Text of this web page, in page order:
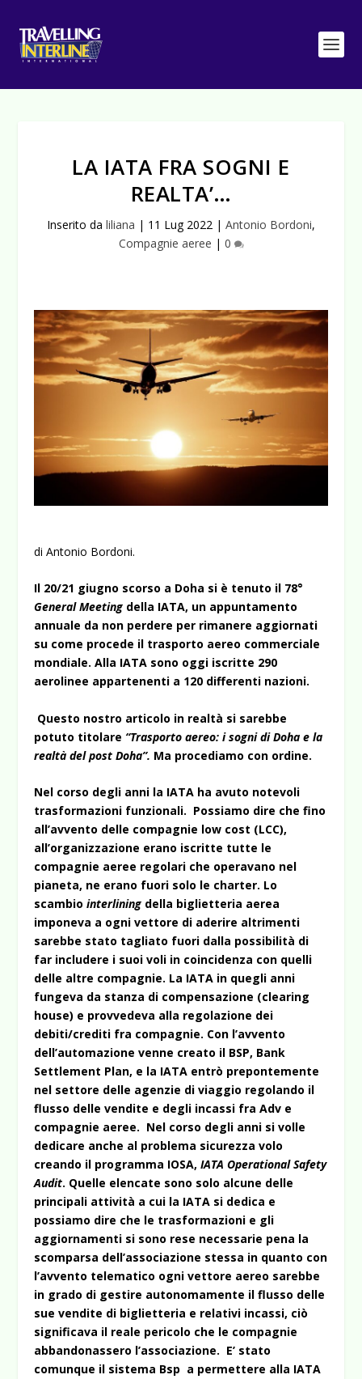
LA IATA FRA SOGNI E
REALTA’…
Inserito da liliana | 11 Lug 2022 | Antonio Bordoni,
Compagnie aeree | 0
di Antonio Bordoni.
Il 20/21 giugno scorso a Doha si è tenuto il 78°
General Meeting della IATA, un appuntamento
annuale da non perdere per rimanere aggiornati
su come procede il trasporto aereo commerciale
mondiale. Alla IATA sono oggi iscritte 290
aerolinee appartenenti a 120 differenti nazioni.
Questo nostro articolo in realtà si sarebbe
potuto titolare “Trasporto aereo: i sogni di Doha e la
realtà del post Doha”. Ma procediamo con ordine.
Nel corso degli anni la IATA ha avuto notevoli
trasformazioni funzionali. Possiamo dire che fino
all’avvento delle compagnie low cost (LCC),
all’organizzazione erano iscritte tutte le
compagnie aeree regolari che operavano nel
pianeta, ne erano fuori solo le charter. Lo
scambiointerlining della biglietteria aerea
imponeva a ogni vettore di aderire altrimenti
sarebbe stato tagliato fuori dalla possibilità di
far includere i suoi voli in coincidenza con quelli
delle altre compagnie. La IATA in quegli anni
fungeva da stanza di compensazione (clearing
house) e provvedeva alla regolazione dei
debiti/crediti fra compagnie. Con l’avvento
dell’automazione venne creato il BSP, Bank
Settlement Plan, e la IATA entrò prepontemente
nel settore delle agenzie di viaggio regolando il
flusso delle vendite e degli incassi fra Adv e
compagnie aeree. Nel corso degli anni si volle
dedicare anche al problema sicurezza volo
creando il programma IOSA,IATA Operational Safety
Audit. Quelle elencate sono solo alcune delle
principali attività a cui la IATA si dedica e
possiamo dire che le trasformazioni e gli
aggiornamenti si sono rese necessarie pena la
scomparsa dell’associazione stessa in quanto con
l’avvento telematico ogni vettore aereo sarebbe
in grado di gestire autonomamente il flusso delle
sue vendite di biglietteria e relativi incassi, ciò
significava il reale pericolo che le compagnie
abbandonassero l’associazione. E’ stato
comunque il sistema Bsp a permettere alla IATA